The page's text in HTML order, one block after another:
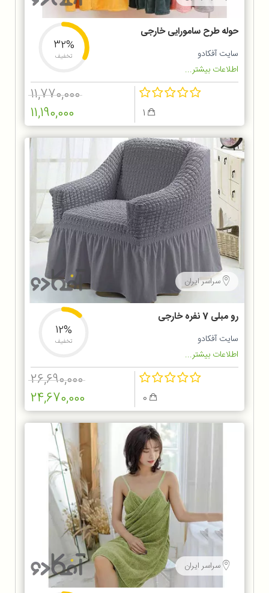
حوله طرح سامورایی خارجی
سایت آفکادو
اطلاعات بیشتر...
32%
تخفیف
11,770,000
11,190,000
سراسر ایران
رو مبلی 7 نفره خارجی
سایت آفکادو
اطلاعات بیشتر...
12%
تخفیف
26,690,000
24,670,000
سراسر ایران